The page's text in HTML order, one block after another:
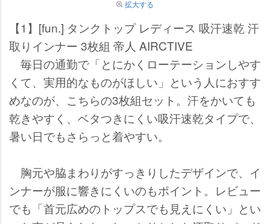
拡大する
【1】[fun.] タンクトップ レディース 吸汗速乾 汗
取りインナー 3枚組 帝人 AIRCTIVE
毎日の通勤で「とにかくローテーションしやす
くて、実用的なものがほしい」という人におすす
めなのが、こちらの3枚組セット。汗をかいても
乾きやすく、ベタつきにくい吸汗速乾タイプで、
暑い日でもさらっと着やすい。
胸元や脇まわりがすっきりしたデザインで、イ
ンナーが服に響きにくいのもポイント。レビュー
でも「首元広めのトップスでも見えにくい」とい